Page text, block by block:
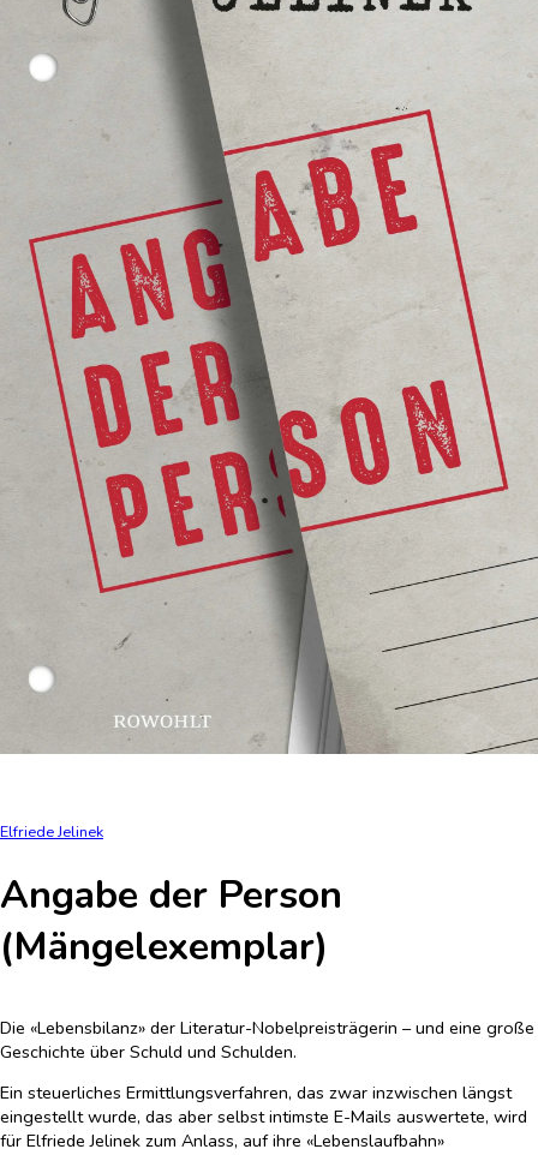
Elfriede Jelinek
Angabe der Person
(Mängelexemplar)
Die «Lebensbilanz» der Literatur-Nobelpreisträgerin – und eine große
Geschichte über Schuld und Schulden.
Ein steuerliches Ermittlungsverfahren, das zwar inzwischen längst
eingestellt wurde, das aber selbst intimste E-Mails auswertete, wird
für Elfriede Jelinek zum Anlass, auf ihre «Lebenslaufbahn»